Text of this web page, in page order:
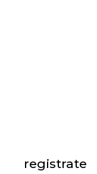
registrate